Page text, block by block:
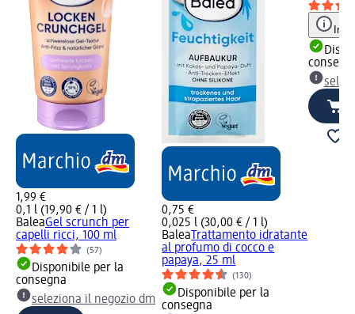
1,99 €
0,1 l (19,90 € / 1 l)
BaleaGel scrunch per
capelli ricci, 100 ml
(57)
Disponibile per la
consegna
seleziona il negozio dm
0,75 €
0,025 l (30,00 € / 1 l)
Balea Trattamento idratante
al profumo di cocco e
papaya, 25 ml
(130)
Disponibile per la
consegna